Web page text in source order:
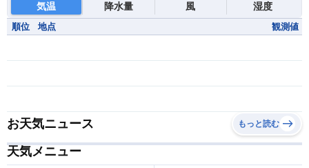
気温 降水量 風 湿度
順位 地点 観測値
お天気ニュース もっと読む
天気メニュー